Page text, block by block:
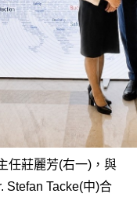
任莊麗芳(右一)，與
Stefan Tacke(中)合